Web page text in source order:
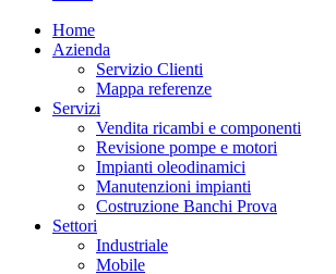
Home
Azienda
Servizio Clienti
Mappa referenze
Servizi
Vendita ricambi e componenti
Revisione pompe e motori
Impianti oleodinamici
Manutenzioni impianti
Costruzione Banchi Prova
Settori
Industriale
Mobile